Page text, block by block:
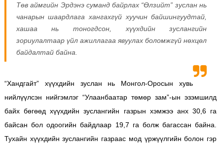
Төв аймгийн Эрдэнэ суманд байрлах “Өлзийт” зуслан нь
чанарын шаардлага хангахгүй хуучин байшингуудтай,
хашаа нь тоногдсон, хүүхдийн зуслангийн
зориулалтаар үйл ажиллагаа явуулах боломжгүй нөхцөл
байдалтай байна.
“Хандгайт” хүүхдийн зуслан нь Монгол-Оросын хувь
нийлүүлсэн нийгэмлэг “Улаанбаатар төмөр зам”-ын эзэмшилд
байх бөгөөд хүүхдийн зуслангийн газрын хэмжээ анх 30,6 га
байсан бол одоогийн байдлаар 19,7 га болж багассан байна.
Тухайн хүүхдийн зуслангийн газраас мод үржүүлгийн болон гэр